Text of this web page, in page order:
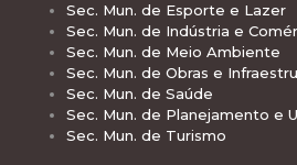
Sec. Mun. de Esporte e Lazer
Sec. Mun. de Indústria e
Sec. Mun. de Meio Ambiente
Sec. Mun. de Obras e
Sec. Mun. de Saúde
Sec. Mun. de Planejamento e
Sec. Mun. de Turismo